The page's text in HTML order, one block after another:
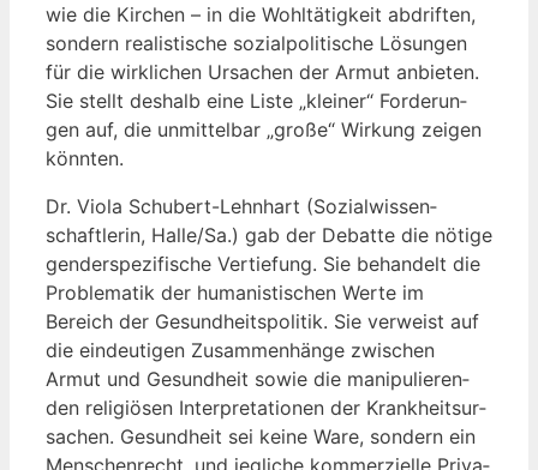
wie die Kir­chen – in die Wohl­tä­tig­keit abdrif­ten,
son­dern rea­lis­ti­sche sozi­al­po­li­ti­sche Lösun­gen
für die wirk­li­chen Ursa­chen der Armut anbie­ten.
Sie stellt des­halb eine Lis­te „klei­ner“ For­de­run­
gen auf, die unmit­tel­bar „gro­ße“ Wir­kung zei­gen
könnten.
Dr. Vio­la Schu­bert-Lehn­hart (Sozi­al­wis­sen­
schaft­le­rin, Halle/Sa.) gab der Debat­te die nöti­ge
gen­der­spe­zi­fi­sche Ver­tie­fung. Sie behan­delt die
Pro­ble­ma­tik der huma­nis­ti­schen Wer­te im
Bereich der Gesund­heits­po­li­tik. Sie ver­weist auf
die ein­deu­ti­gen Zusam­men­hän­ge zwi­schen
Armut und Gesund­heit sowie die mani­pu­lie­ren­
den reli­giö­sen Inter­pre­ta­tio­nen der Krank­heits­ur­
sa­chen. Gesund­heit sei kei­ne Ware, son­dern ein